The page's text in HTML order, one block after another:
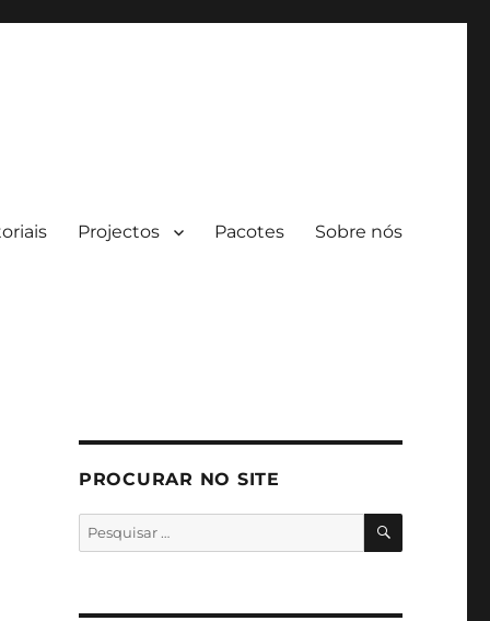
Projectos Pacotes Sobre nós
PROCURAR NO SITE
Pesquisar
por: